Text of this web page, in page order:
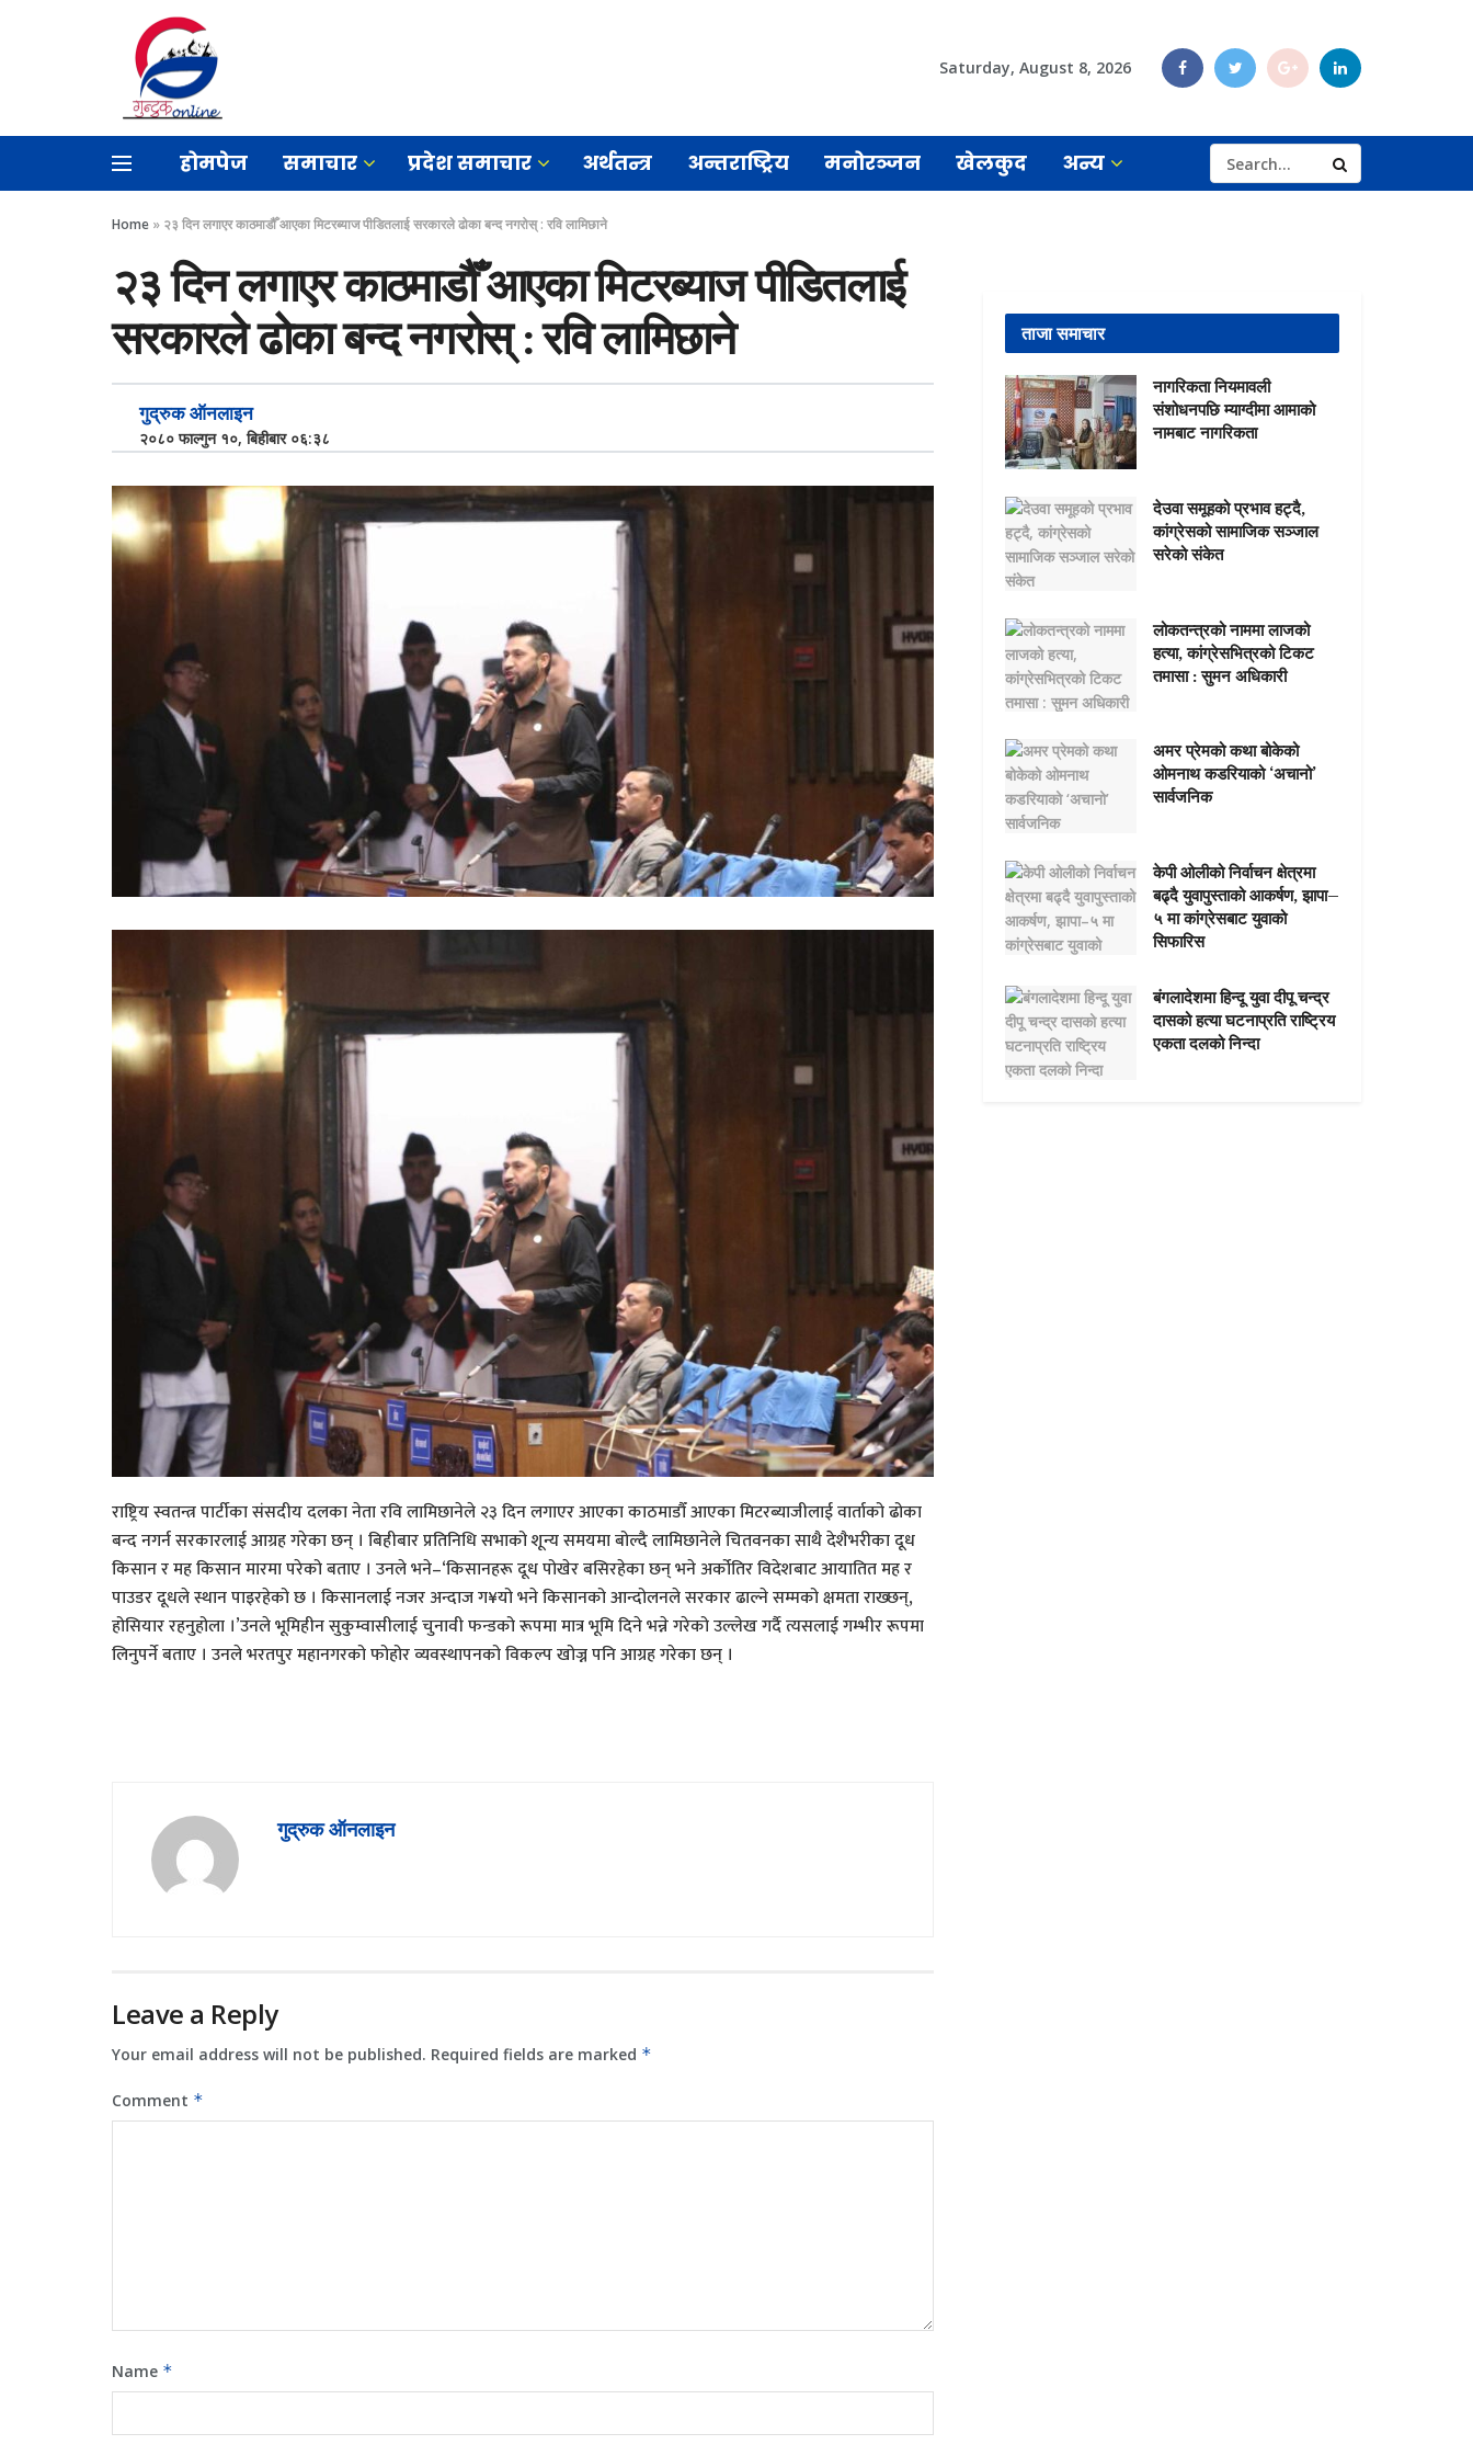
Saturday, August 8, 2026
होमपेज समाचार प्रदेश समाचार अर्थतन्त्र अन्तराष्ट्रिय मनोरञ्जन खेलकुद अन्य
Home » २३ दिन लगाएर काठमाडौँ आएका मिटरब्याज पीडितलाई सरकारले ढोका बन्द नगरोस् : रवि लामिछाने
२३ दिन लगाएर काठमाडौँ आएका मिटरब्याज पीडितलाई
सरकारले ढोका बन्द नगरोस् : रवि लामिछाने
गुद्रुक ऑनलाइन
२०८० फाल्गुन १०, बिहीबार ०६:३८
राष्ट्रिय स्वतन्त्र पार्टीका संसदीय दलका नेता रवि लामिछानेले २३ दिन लगाएर आएका काठमाडौँ आएका मिटरब्याजीलाई वार्ताको ढोका
बन्द नगर्न सरकारलाई आग्रह गरेका छन् । बिहीबार प्रतिनिधि सभाको शून्य समयमा बोल्दै लामिछानेले चितवनका साथै देशैभरीका दूध
किसान र मह किसान मारमा परेको बताए । उनले भने–‘किसानहरू दूध पोखेर बसिरहेका छन् भने अर्कोतिर विदेशबाट आयातित मह र
पाउडर दूधले स्थान पाइरहेको छ । किसानलाई नजर अन्दाज ग¥यो भने किसानको आन्दोलनले सरकार ढाल्ने सम्मको क्षमता राख्छन्,
होसियार रहनुहोला ।’उनले भूमिहीन सुकुम्वासीलाई चुनावी फन्डको रूपमा मात्र भूमि दिने भन्ने गरेको उल्लेख गर्दै त्यसलाई गम्भीर रूपमा
लिनुपर्ने बताए । उनले भरतपुर महानगरको फोहोर व्यवस्थापनको विकल्प खोज्न पनि आग्रह गरेका छन् ।
गुद्रुक ऑनलाइन
Leave a Reply
Your email address will not be published. Required fields are marked *
Comment *
Name *
ताजा समाचार
नागरिकता नियमावली
संशोधनपछि म्याग्दीमा आमाको
नामबाट नागरिकता
देउवा समूहको प्रभाव हट्दै,
कांग्रेसको सामाजिक सञ्जाल
सरेको संकेत
लोकतन्त्रको नाममा लाजको
हत्या, कांग्रेसभित्रको टिकट
तमासा : सुमन अधिकारी
अमर प्रेमको कथा बोकेको
ओमनाथ कडरियाको ‘अचानो’
सार्वजनिक
केपी ओलीको निर्वाचन क्षेत्रमा
बढ्दै युवापुस्ताको आकर्षण, झापा–
५ मा कांग्रेसबाट युवाको
सिफारिस
बंगलादेशमा हिन्दू युवा दीपू चन्द्र
दासको हत्या घटनाप्रति राष्ट्रिय
एकता दलको निन्दा